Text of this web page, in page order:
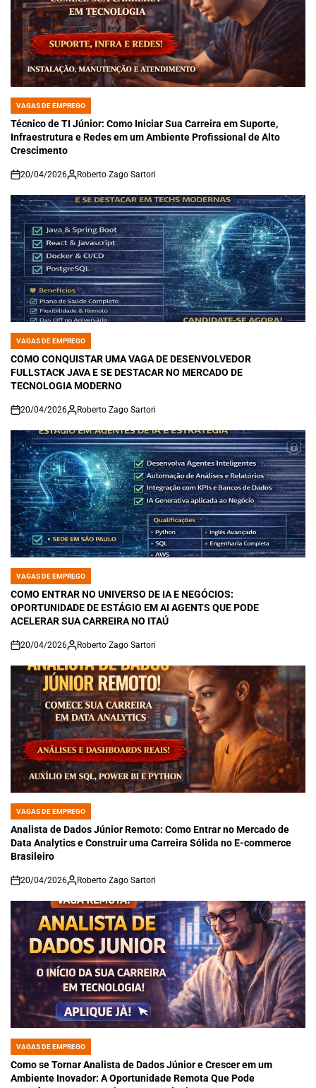
POSTED
IN
VAGAS DE EMPREGO
Técnico de TI Júnior: Como Iniciar Sua Carreira em Suporte,
Infraestrutura e Redes em um Ambiente Profissional de Alto
Crescimento
on
20/04/2026 Roberto Zago Sartori
POSTED
IN
VAGAS DE EMPREGO
COMO CONQUISTAR UMA VAGA DE DESENVOLVEDOR
FULLSTACK JAVA E SE DESTACAR NO MERCADO DE
TECNOLOGIA MODERNO
on
20/04/2026 Roberto Zago Sartori
POSTED
IN
VAGAS DE EMPREGO
COMO ENTRAR NO UNIVERSO DE IA E NEGÓCIOS:
OPORTUNIDADE DE ESTÁGIO EM AI AGENTS QUE PODE
ACELERAR SUA CARREIRA NO ITAÚ
on
20/04/2026 Roberto Zago Sartori
POSTED
IN
VAGAS DE EMPREGO
Analista de Dados Júnior Remoto: Como Entrar no Mercado de
Data Analytics e Construir uma Carreira Sólida no E-commerce
Brasileiro
on
20/04/2026 Roberto Zago Sartori
POSTED
IN
VAGAS DE EMPREGO
Como se Tornar Analista de Dados Júnior e Crescer em um
Ambiente Inovador: A Oportunidade Remota Que Pode